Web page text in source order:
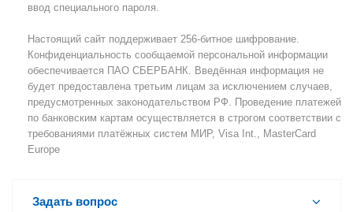
ввод специального пароля.
Настоящий сайт поддерживает 256-битное шифрование.
Конфиденциальность сообщаемой персональной информации
обеспечивается ПАО СБЕРБАНК. Введённая информация не
будет предоставлена третьим лицам за исключением случаев,
предусмотренных законодательством РФ. Проведение платежей
по банковским картам осуществляется в строгом соответствии с
требованиями платёжных систем МИР, Visa Int., MasterCard
Europe
Задать вопрос